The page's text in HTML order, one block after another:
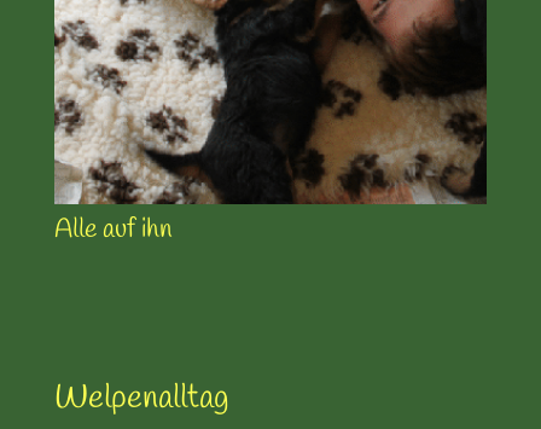
Alle auf ihn
Welpenalltag